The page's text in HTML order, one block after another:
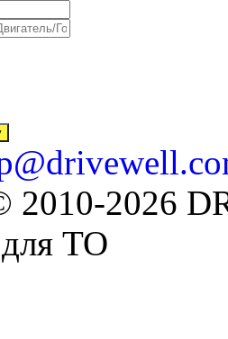
2010-2026
ТО